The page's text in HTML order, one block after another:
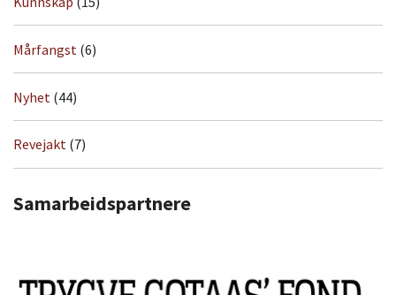
Mårfangst (6)
Nyhet (44)
Revejakt (7)
Samarbeidspartnere